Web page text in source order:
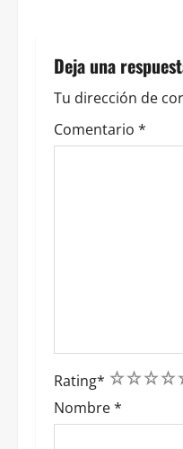
n
d
e
d
a
s
Deja una
Tu dirección de
Comentario *
Rating* 5
4
3
2
1
Nombre*